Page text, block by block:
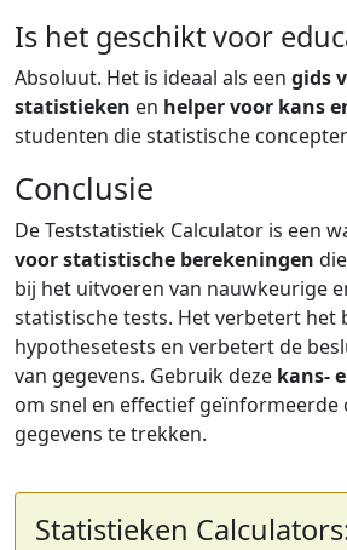
Is het geschikt voor
Absoluut. Het is ideaal als een gids
statistieken en helper voor kans
studenten die statistische
Conclusie
De Teststatistiek Calculator is een
voor statistische berekeningen
bij het uitvoeren van nauwkeurige
statistische tests. Het verbetert het
hypothesetests en verbetert de
van gegevens. Gebruik deze kans-
om snel en effectief geïnformeerde
gegevens te trekken.
Statistieken